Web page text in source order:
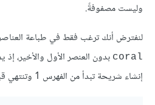
وليست مصفوفةً.
لنفترض أنك ترغب فقط في طباعة
coral بدون العنصر الأول والأخير،
إنشاء شريحة تبدأ من الفهرس 1 وتنتهي قبل الفهرس 3 مباشرةً كما يلي: